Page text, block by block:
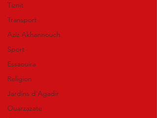
Tiznit
Transport
Aziz Akhannouch
Sport
Essaouira
Religion
Jardins d'Agadir
Ouarzazate